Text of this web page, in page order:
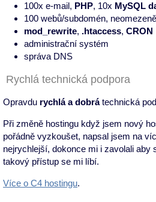
100x e-mail, PHP, 10x MySQL
100 webů/subdomén,
mod_rewrite, .htaccess, CRON
administrační systém
správa DNS
Rychlá technická podpora
Opravdu rychlá a dobrátechnická
Při změně hostingu když jsem nový
pořádně vyzkoušet, napsal jsem na
nejrychlejší, dokonce mi i zavolali aby
takový přístup se mi líbí.
Více o C4 hostingu.